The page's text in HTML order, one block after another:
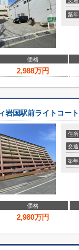
築年
価格
2,988万円
岩国駅前ライトコート
住所
交通
築年
価格
2,980万円